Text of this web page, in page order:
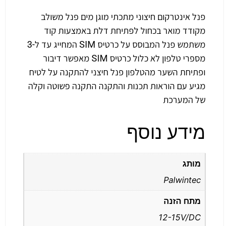
פנל אינטרקום חיצוני מתכתי מוגן מים פנל משולב
מקודד מואר בכחול לפתיחת דלת באמצעות קוד
משתמש פנל המבוסס על כרטיס SIM המחייג עד ל-3
מספרי טלפון לא כלול כרטיס SIM מאפשר דיבור
ופתיחת השער מהטלפון פנל חיצני להתקנה על לטיח
מגיע עם הוראות תכנות והתקנה התקנה פשוטה וקלה
של המערכת
מידע נוסף
מותג
Palwintec
מתח הזנה
12-15V/DC